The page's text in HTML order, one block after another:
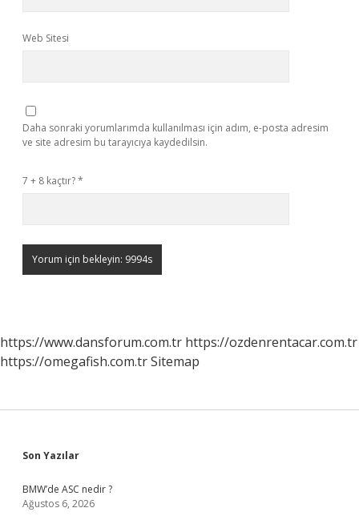
Web Sitesi
Daha sonraki yorumlarımda kullanılması için adım, e-posta adresim
ve site adresim bu tarayıcıya kaydedilsin.
7 + 8 kaçtır?*
https://www.dansforum.com.tr https://ozdenrentacar.com.tr
https://omegafish.com.trSitemap
Sidebar
Son Yazılar
BMW’de ASC nedir ?
Ağustos 6, 2026